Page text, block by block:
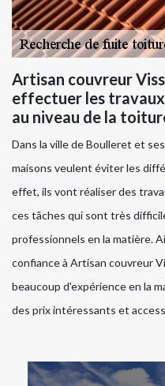
Artisan couvreur
effectuer les
au niveau de la
Dans la ville de Boulleret et
maisons veulent éviter les
effet, ils vont réaliser des
ces tâches qui sont très
professionnels en la matière.
confiance à Artisan couvreur
beaucoup d'expérience en la
des prix intéressants et